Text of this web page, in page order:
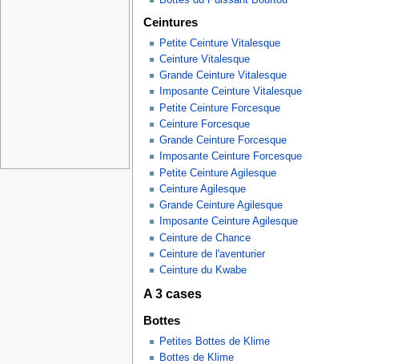
Ceintures
Petite Ceinture Vitalesque
Ceinture Vitalesque
Grande Ceinture Vitalesque
Imposante Ceinture Vitalesque
Petite Ceinture Forcesque
Ceinture Forcesque
Grande Ceinture Forcesque
Imposante Ceinture Forcesque
Petite Ceinture Agilesque
Ceinture Agilesque
Grande Ceinture Agilesque
Imposante Ceinture Agilesque
Ceinture de Chance
Ceinture de l'aventurier
Ceinture du Kwabe
A 3 cases
Bottes
Petites Bottes de Klime
Bottes de Klime